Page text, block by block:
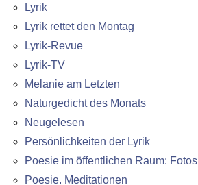
Lyrik
Lyrik rettet den Montag
Lyrik-Revue
Lyrik-TV
Melanie am Letzten
Naturgedicht des Monats
Neugelesen
Persönlichkeiten der Lyrik
Poesie im öffentlichen Raum: Fotos
Poesie. Meditationen